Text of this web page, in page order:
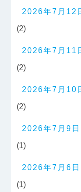
2026年7月12
(2)
2026年7月11
(2)
2026年7月10
(2)
2026年7月9日
(1)
2026年7月6日
(1)